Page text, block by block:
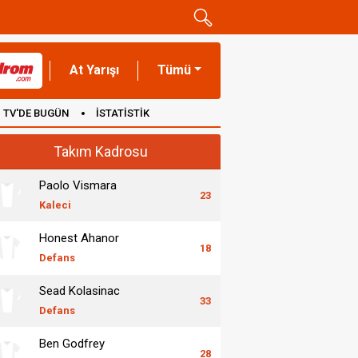
At Yarışı Tümü
TV'DE BUGÜN İSTATİSTİK
Takım Kadrosu
Paolo Vismara
Kaleci
23
Honest Ahanor
Defans
18
Sead Kolasinac
Defans
33
Ben Godfrey
28